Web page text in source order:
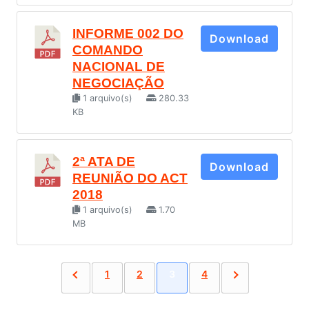
INFORME 002 DO
COMANDO
NACIONAL DE
NEGOCIAÇÃO
1 arquivo(s)
280.33
KB
Download
2ª ATA DE
REUNIÃO DO ACT
2018
1 arquivo(s)
1.70
MB
Download
1 2 4